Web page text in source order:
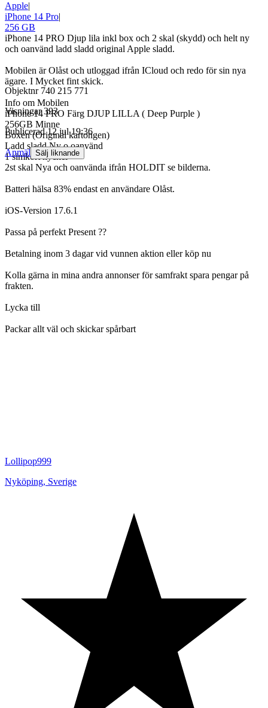
Apple|
iPhone 14 Pro|
256 GB
iPhone 14 PRO Djup lila inkl box och 2 skal (skydd) och helt ny
och oanvänd ladd sladd original Apple sladd.
Mobilen är Olåst och utloggad ifrån ICloud och redo för sin nya
ägare. I Mycket fint skick.
Info om Mobilen
iPhone 14 PRO Färg DJUP LILLA ( Deep Purple )
256GB Minne
Boxen (Original kartongen)
Ladd sladd Ny o oanvänd
1 simkort nyckel
2st skal Nya och oanvända ifrån HOLDIT se bilderna.
Batteri hälsa 83% endast en användare Olåst.
iOS-Version 17.6.1
Passa på perfekt Present ??
Betalning inom 3 dagar vid vunnen aktion eller köp nu
Kolla gärna in mina andra annonser för samfrakt spara pengar på
frakten.
Lycka till
Packar allt väl och skickar spårbart
Objektnr 740 215 771
Visningar 393
Publicerad 12 jul 19:36
Anmäl Sälj liknande
Lollipop999
Nyköping, Sverige